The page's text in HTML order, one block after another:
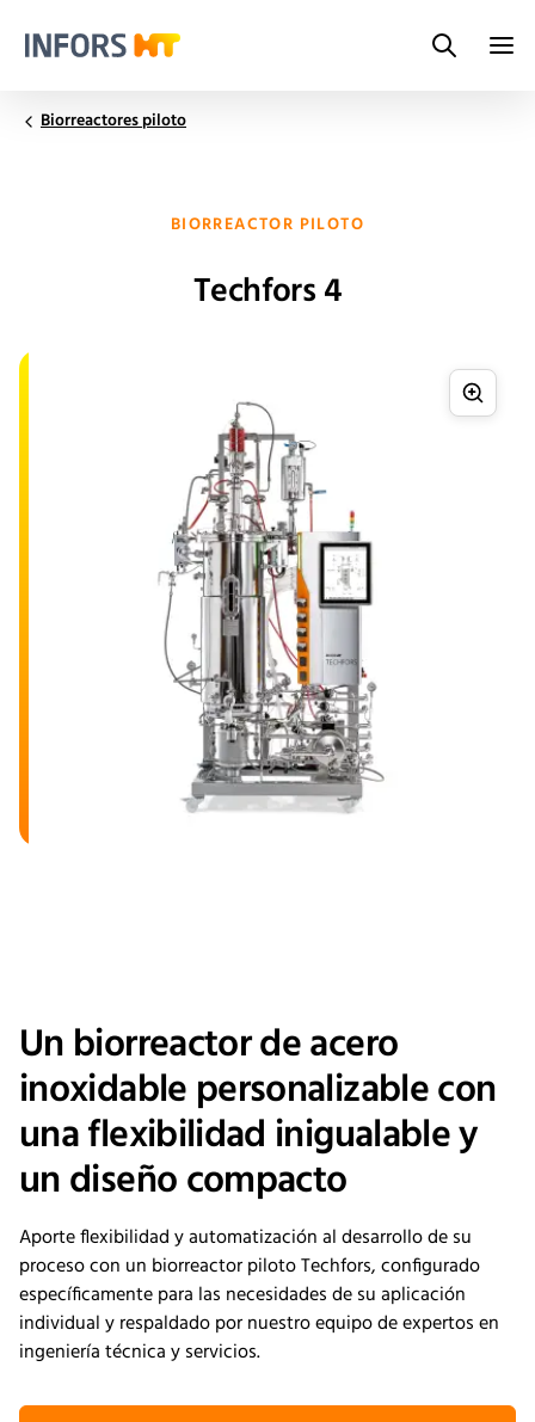
Search
Biorreactores piloto
BIORREACTOR PILOTO
Techfors 4
Un biorreactor de acero
inoxidable personalizable con
una flexibilidad inigualable y
un diseño compacto
Aporte flexibilidad y automatización al desarrollo de su
proceso con un biorreactor piloto Techfors, configurado
específicamente para las necesidades de su aplicación
individual y respaldado por nuestro equipo de expertos en
ingeniería técnica y servicios.